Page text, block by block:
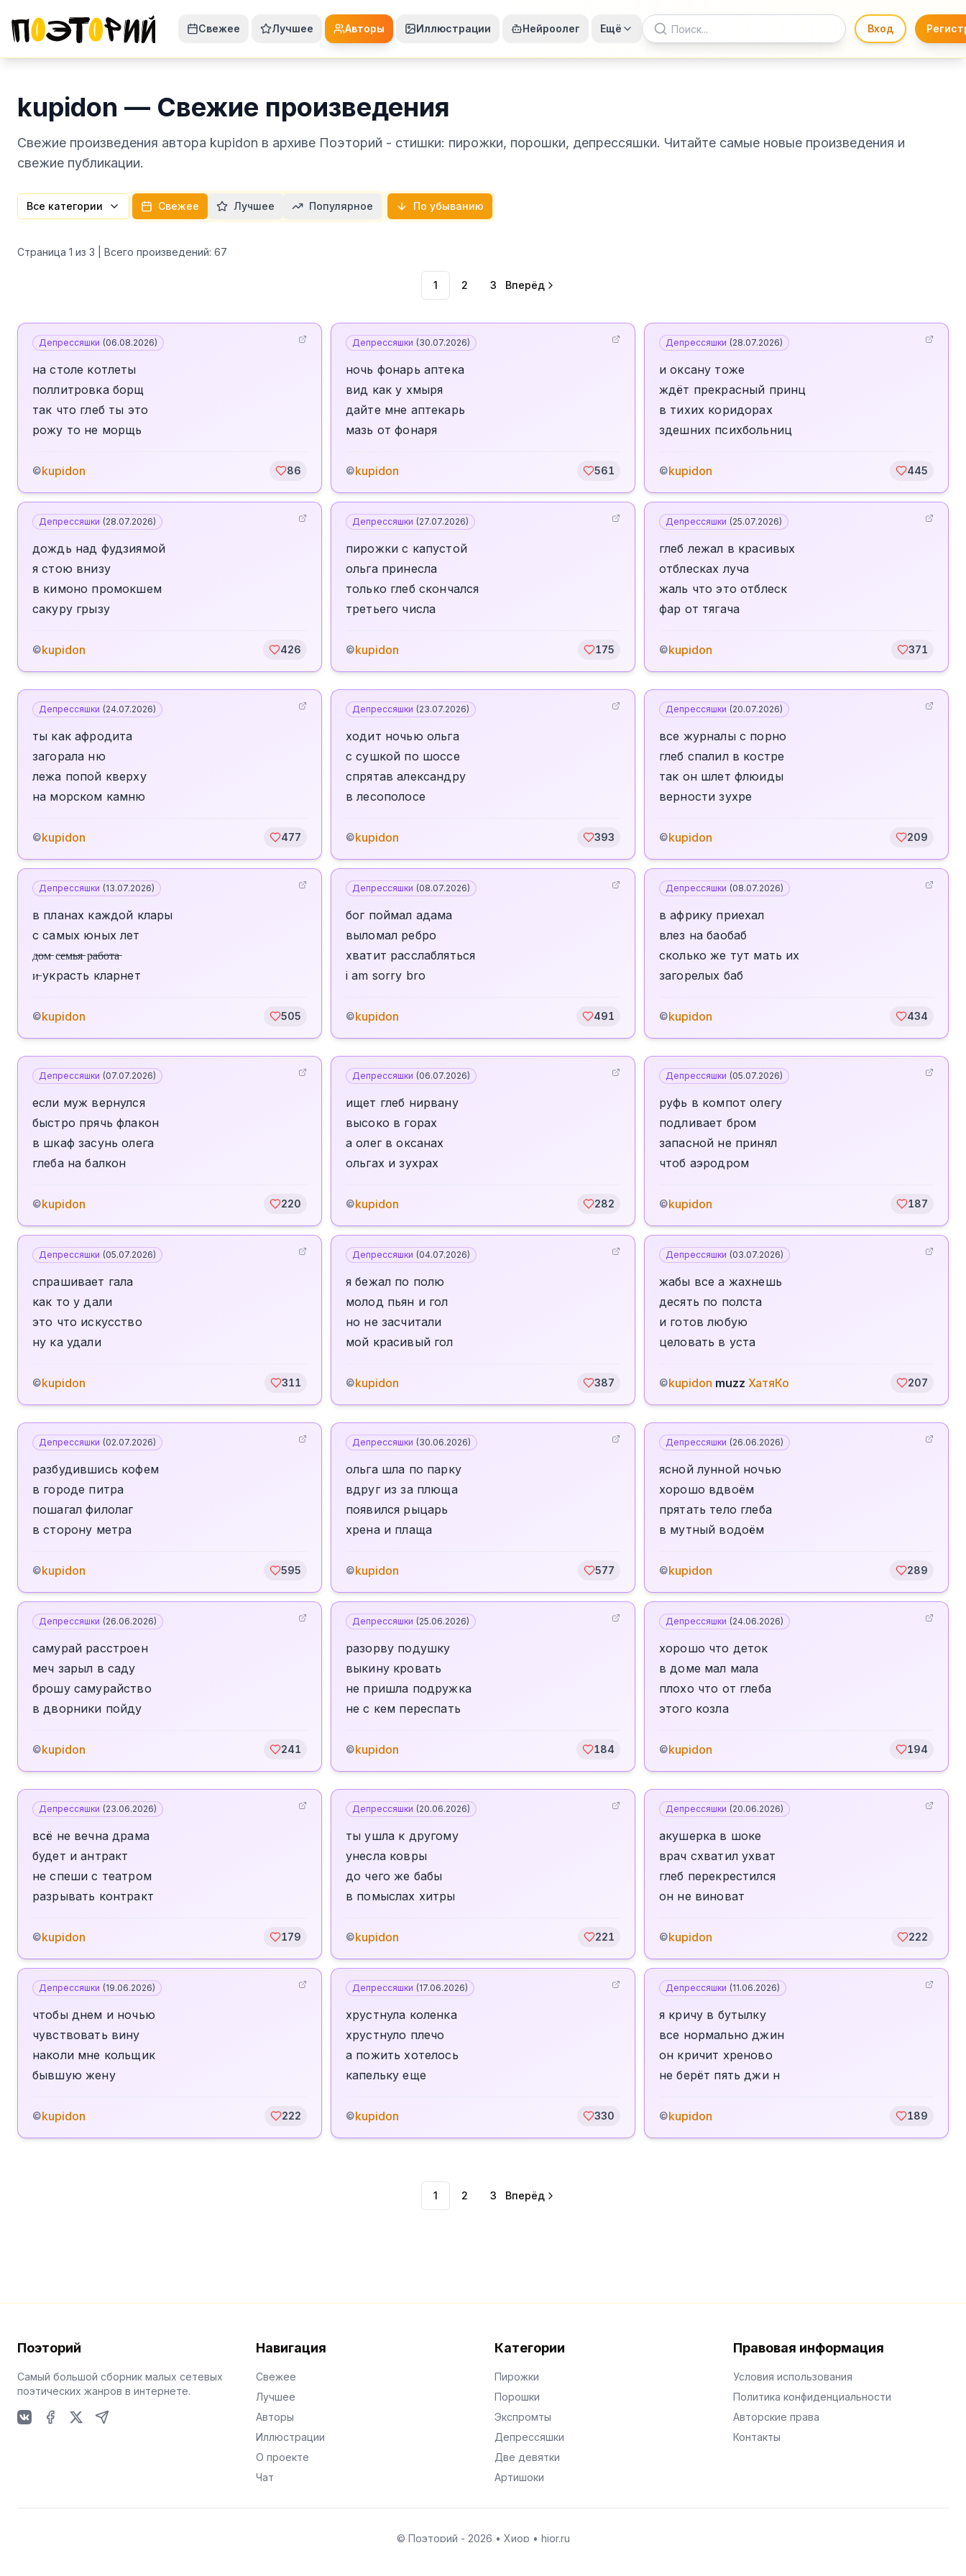
Свежее Лучшее Авторы Иллюстрации Нейроолег Ещё Вход
kupidon — Свежие произведения
Свежие произведения автора kupidon в архиве Поэторий - стишки: пирожки, порошки, депрессяшки. Читайте самые новые произведения и
свежие публикации.
Все категории Свежее Лучшее Популярное По убыванию
Страница 1 из 3 | Всего произведений: 67
1 2 3 Вперёд
Депрессяшки (06.08.2026)
на столе котлеты
поллитровка борщ
так что глеб ты это
рожу то не морщь
©kupidon 86
Депрессяшки (30.07.2026)
ночь фонарь аптека
вид как у хмыря
дайте мне аптекарь
мазь от фонаря
©kupidon 561
Депрессяшки (28.07.2026)
и оксану тоже
ждëт прекрасный принц
в тихих коридорах
здешних психбольниц
©kupidon 445
Депрессяшки (28.07.2026)
дождь над фудзиямой
я стою внизу
в кимоно промокшем
сакуру грызу
©kupidon 426
Депрессяшки (27.07.2026)
пирожки с капустой
ольга принесла
только глеб скончался
третьего числа
©kupidon 175
Депрессяшки (25.07.2026)
глеб лежал в красивых
отблесках луча
жаль что это отблеск
фар от тягача
©kupidon 371
Депрессяшки (24.07.2026)
ты как афродита
загорала ню
лежа попой кверху
на морском камню
©kupidon 477
Депрессяшки (23.07.2026)
ходит ночью ольга
с сушкой по шоссе
спрятав александру
в лесополосе
©kupidon 393
Депрессяшки (20.07.2026)
все журналы с порно
глеб спалил в костре
так он шлет флюиды
верности зухре
©kupidon 209
Депрессяшки (13.07.2026)
в планах каждой клары
с самых юных лет
д̶о̶м̶ с̶е̶м̶ь̶я̶ р̶а̶б̶о̶т̶а̶
и̶ украсть кларнет
©kupidon 505
Депрессяшки (08.07.2026)
бог поймал адама
выломал ребро
хватит расслабляться
i am sorry bro
©kupidon 491
Депрессяшки (08.07.2026)
в африку приехал
влез на баобаб
сколько же тут мать их
загорелых баб
©kupidon 434
Депрессяшки (07.07.2026)
если муж вернулся
быстро прячь флакон
в шкаф засунь олега
глеба на балкон
©kupidon 220
Депрессяшки (06.07.2026)
ищет глеб нирвану
высоко в горах
а олег в оксанах
ольгах и зухрах
©kupidon 282
Депрессяшки (05.07.2026)
руфь в компот олегу
подливает бром
запасной не принял
чтоб аэродром
©kupidon 187
Депрессяшки (05.07.2026)
спрашивает гала
как то у дали
это что искусство
ну ка удали
©kupidon 311
Депрессяшки (04.07.2026)
я бежал по полю
молод пьян и гол
но не засчитали
мой красивый гол
©kupidon 387
Депрессяшки (03.07.2026)
жабы все а жахнешь
десять по полста
и готов любую
целовать в уста
©kupidon muzz ХатяКо 207
Депрессяшки (02.07.2026)
разбудившись кофем
в городе питра
пошагал филолаг
в сторону метра
©kupidon 595
Депрессяшки (30.06.2026)
ольга шла по парку
вдруг из за плюща
появился рыцарь
хрена и плаща
©kupidon 577
Депрессяшки (26.06.2026)
ясной лунной ночью
хорошо вдвоëм
прятать тело глеба
в мутный водоëм
©kupidon 289
Депрессяшки (26.06.2026)
самурай расстроен
меч зарыл в саду
брошу самурайство
в дворники пойду
©kupidon 241
Депрессяшки (25.06.2026)
разорву подушку
выкину кровать
не пришла подружка
не с кем переспать
©kupidon 184
Депрессяшки (24.06.2026)
хорошо что деток
в доме мал мала
плохо что от глеба
этого козла
©kupidon 194
Депрессяшки (23.06.2026)
всë не вечна драма
будет и антракт
не спеши с театром
разрывать контракт
©kupidon 179
Депрессяшки (20.06.2026)
ты ушла к другому
унесла ковры
до чего же бабы
в помыслах хитры
©kupidon 221
Депрессяшки (20.06.2026)
акушерка в шоке
врач схватил ухват
глеб перекрестился
он не виноват
©kupidon 222
Депрессяшки (19.06.2026)
чтобы днем и ночью
чувствовать вину
наколи мне кольщик
бывшую жену
©kupidon 222
Депрессяшки (17.06.2026)
хрустнула коленка
хрустнуло плечо
а пожить хотелось
капельку еще
©kupidon 330
Депрессяшки (11.06.2026)
я кричу в бутылку
все нормально джин
он кричит хреново
не берёт пять джи н
©kupidon 189
1 2 3 Вперёд
Поэторий
Самый большой сборник малых сетевых
поэтических жанров в интернете.
Навигация
Свежее
Лучшее
Авторы
Иллюстрации
О проекте
Чат
Категории
Пирожки
Порошки
Экспромты
Депрессяшки
Две девятки
Артишоки
Правовая информация
Условия использования
Политика конфиденциальности
Авторские права
Контакты
© Поэторий - 2026 • Хиор • hior.ru